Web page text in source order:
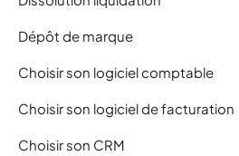
Dépôt de marque
Choisir son logiciel comptable
Choisir son logiciel de facturation
Choisir son CRM